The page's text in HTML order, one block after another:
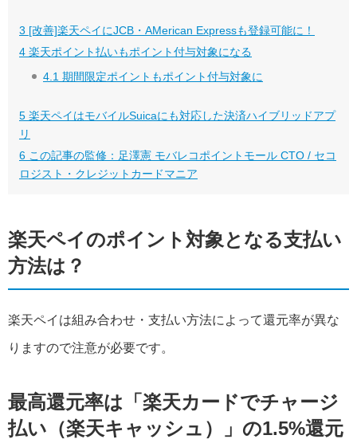
3 [改善]楽天ペイにJCB・AMerican Expressも登録可能に！
4 楽天ポイント払いもポイント付与対象になる
4.1 期間限定ポイントもポイント付与対象に
5 楽天ペイはモバイルSuicaにも対応した決済ハイブリッドアプ
リ
6 この記事の監修：足澤憲 モバレコポイントモール CTO / セコ
ロジスト・クレジットカードマニア
楽天ペイのポイント対象となる支払い
方法は？
楽天ペイは組み合わせ・支払い方法によって還元率が異な
りますので注意が必要です。
最高還元率は「楽天カードでチャージ
払い（楽天キャッシュ）」の1.5%還元